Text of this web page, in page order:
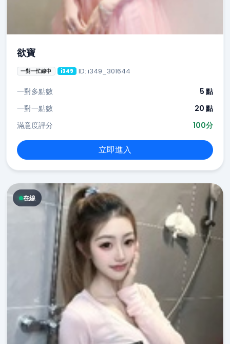
欲寶
一對一忙線中 i349 ID: i349_301644
一對多點數
5 點
一對一點數
20 點
滿意度評分
100分
立即進入
在線